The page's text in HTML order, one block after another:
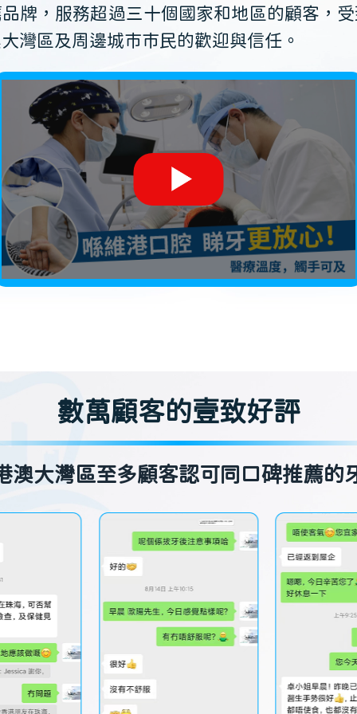
牌，服務超過三十個國家和地區的顧客，
灣區及周邊城市市民的歡迎與信任。
數萬顧客的壹致好評
澳大灣區至多顧客認可同口碑推薦的